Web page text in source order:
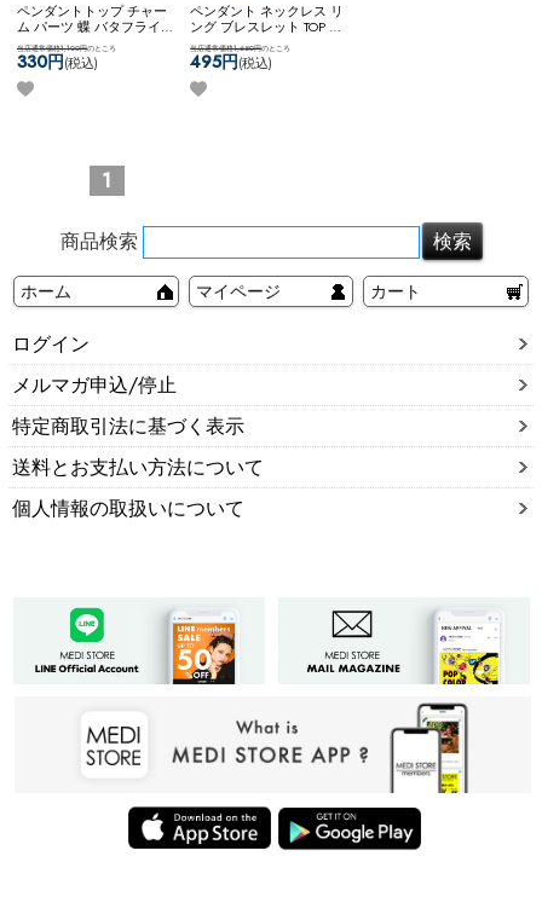
ペンダントトップ チャー
ム パーツ 蝶 バタフライ
アレンジ カスタム 可愛い
生き物 ステンレス ネコポ
スOK【選べるアクセサリ
ー】 [ ステンレス ] バタフ
当店通常価格1,100円のところ
330円(税込)
ペンダント ネックレス リ
ング ブレスレット TOP ト
ップ マリア メダイ コイ
ン パーツ アレンジ ステ
ンレス ネコポスOK
るアクセサリー】 [ ステ
当店通常価格1,650円のところ
495円(税込)
1
商品検索
ホーム マイページ カート
ログイン
メルマガ申込/停止
特定商取引法に基づく表示
送料とお支払い方法について
個人情報の取扱いについて